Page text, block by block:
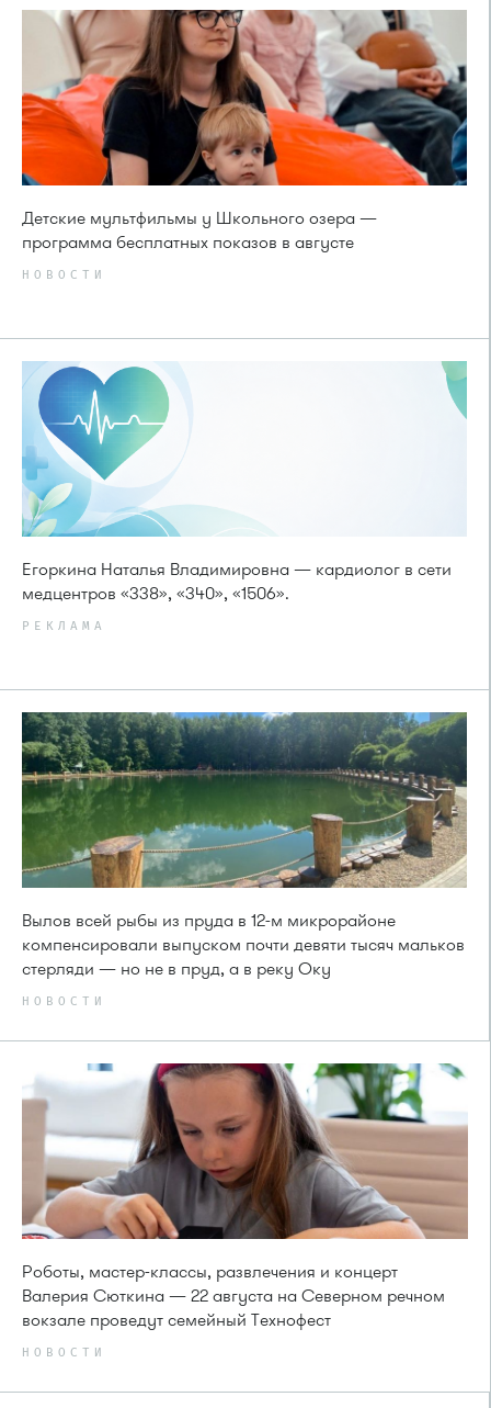
Детские мультфильмы у Школьного озера —
программа бесплатных показов в августе
НОВОСТИ
Егоркина Наталья Владимировна — кардиолог в сети
медцентров «338», «340», «1506».
РЕКЛАМА
Вылов всей рыбы из пруда в 12-м микрорайоне
компенсировали выпуском почти девяти тысяч мальков
стерляди — но не в пруд, а в реку Оку
НОВОСТИ
Роботы, мастер-классы, развлечения и концерт
Валерия Сюткина — 22 августа на Северном речном
вокзале проведут семейный Технофест
НОВОСТИ